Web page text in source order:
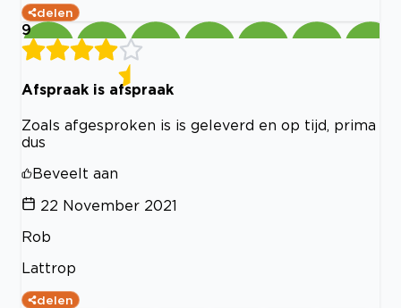
delen
9
Afspraak is afspraak
Zoals afgesproken is is geleverd en op tijd, prima
dus
Beveelt aan
22 November 2021
Rob
Lattrop
delen